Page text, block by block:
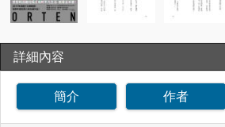
詳細內容
簡介 作者